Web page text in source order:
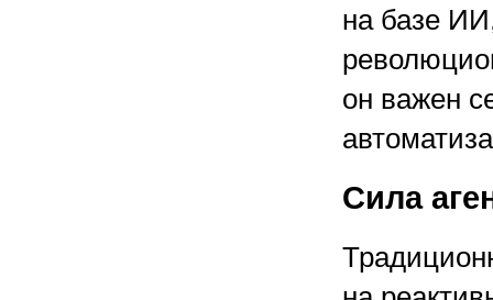
на базе
он важен
Сила